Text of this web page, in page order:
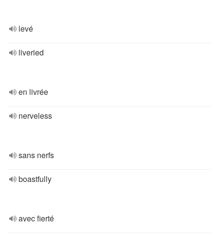
levé
liveried
en livrée
nerveless
sans nerfs
boastfully
avec fierté